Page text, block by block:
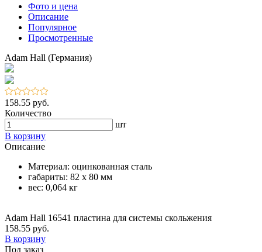
Фото и цена
Описание
Популярное
Просмотренные
Adam Hall (Германия)
158.55 руб.
Количество
шт
В корзину
Описание
Материал: оцинкованная сталь
габариты: 82 x 80 мм
вес: 0,064 кг
Adam Hall 16541 пластина для системы скольжения
158.55 руб.
В корзину
Под заказ